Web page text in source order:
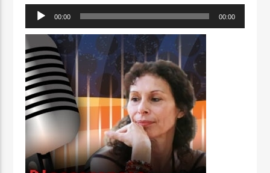
Lecteur 00:00 00:00